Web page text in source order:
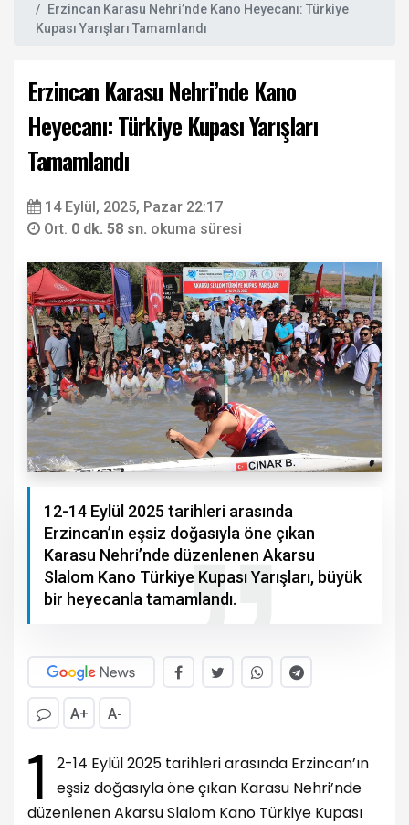
Erzincan Karasu Nehri’nde Kano Heyecanı: Türkiye
Kupası Yarışları Tamamlandı
Erzincan Karasu Nehri’nde Kano
Heyecanı: Türkiye Kupası Yarışları
Tamamlandı
14 Eylül, 2025, Pazar 22:17
Ort. 0 dk. 58 sn. okuma süresi
12-14 Eylül 2025 tarihleri arasında
Erzincan’ın eşsiz doğasıyla öne çıkan
Karasu Nehri’nde düzenlenen Akarsu
Slalom Kano Türkiye Kupası Yarışları, büyük
bir heyecanla tamamlandı.
A+ A-
1
2-14 Eylül 2025 tarihleri arasında Erzincan’ın
eşsiz doğasıyla öne çıkan Karasu Nehri’nde
düzenlenen Akarsu Slalom Kano Türkiye Kupası